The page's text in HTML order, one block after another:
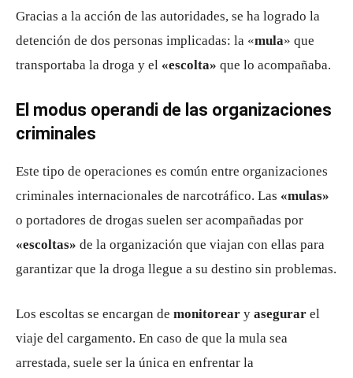
Gracias a la acción de las autoridades, se ha logrado la
detención de dos personas implicadas: la «mula» que
transportaba la droga y el «escolta» que lo acompañaba.
El modus operandi de las organizaciones
criminales
Este tipo de operaciones es común entre organizaciones
criminales internacionales de narcotráfico. Las «mulas»
o portadores de drogas suelen ser acompañadas por
«escoltas» de la organización que viajan con ellas para
garantizar que la droga llegue a su destino sin problemas.
Los escoltas se encargan de monitorear y asegurar el
viaje del cargamento. En caso de que la mula sea
arrestada, suele ser la única en enfrentar la